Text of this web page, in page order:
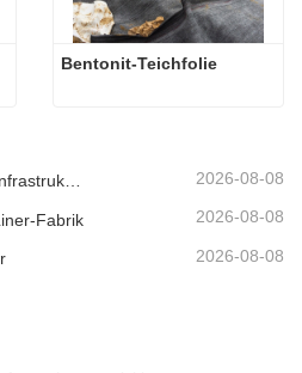
Bentonit-Teichfolie
Geomembran-Lieferant für Infrastrukturentwickler 2026-08-08
Fabrik 2026-08-08
2026-08-08